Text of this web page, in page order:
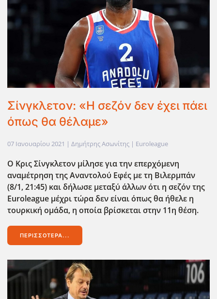
Σίνγκλετον: «Η σεζόν δεν έχει πάει
όπως θα θέλαμε»
07 Ιανουαρίου 2021 | Δημήτρης Ασωνίτης | Euroleague
Ο Κρις Σίνγκλετον μίλησε για την επερχόμενη
αναμέτρηση της Αναντολού Εφές με τη Βιλερμπάν
(8/1, 21:45) και δήλωσε μεταξύ άλλων ότι η σεζόν της
Euroleague μέχρι τώρα δεν είναι όπως θα ήθελε η
τουρκική ομάδα, η οποία βρίσκεται στην 11η θέση.
ΠΕΡΙΣΣΌΤΕΡΑ...